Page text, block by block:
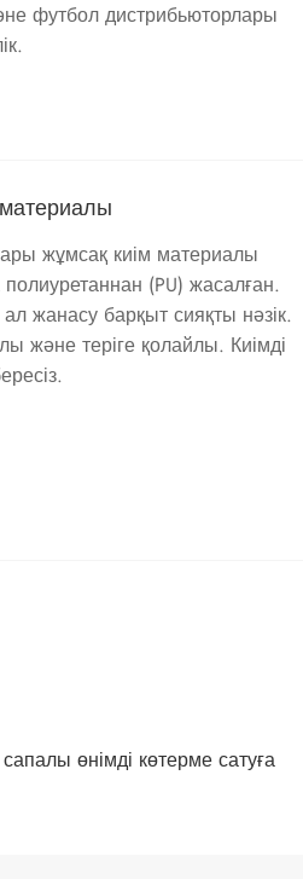
футбол дистрибьюторлары
жұмсақ киім материалы
(PU) жасалған.
жанасу барқыт сияқты нәзік.
және теріге қолайлы. Киімді
өнімді көтерме сатуға